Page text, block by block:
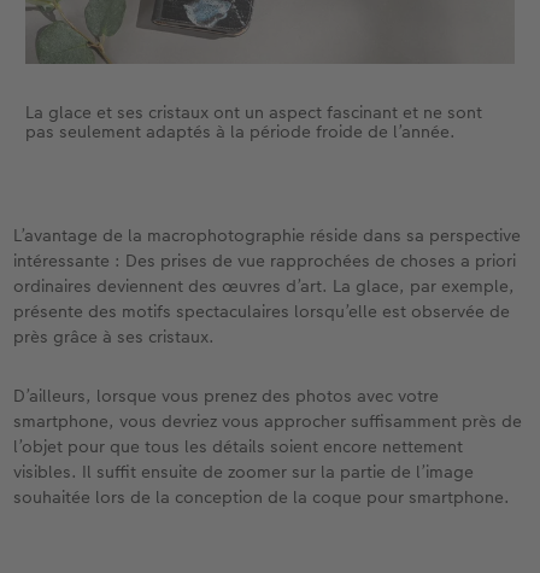
La glace et ses cristaux ont un aspect fascinant et ne sont
pas seulement adaptés à la période froide de l’année.
L’avantage de la macrophotographie réside dans sa perspective
intéressante : Des prises de vue rapprochées de choses a priori
ordinaires deviennent des œuvres d’art. La glace, par exemple,
présente des motifs spectaculaires lorsqu’elle est observée de
près grâce à ses cristaux.
D’ailleurs, lorsque vous prenez des photos avec votre
smartphone, vous devriez vous approcher suffisamment près de
l’objet pour que tous les détails soient encore nettement
visibles. Il suffit ensuite de zoomer sur la partie de l’image
souhaitée lors de la conception de la coque pour smartphone.